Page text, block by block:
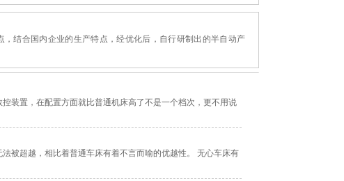
结合国内企业的生产特点，经优化后，自行研制出的半自动产
装置，在配置方面就比普通机床高了不是一个档次，更不用说
被超越，相比着普通车床有着不言而喻的优越性。 无心车床有